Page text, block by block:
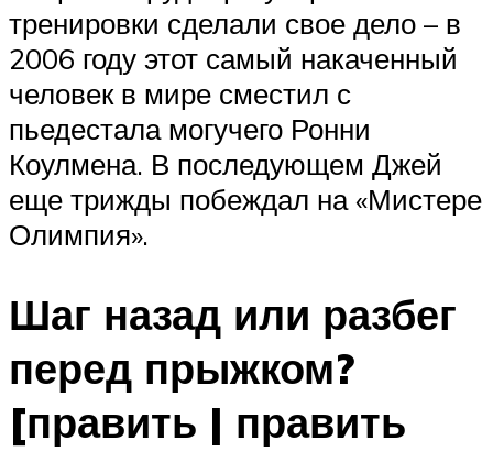
тренировки сделали свое дело – в
2006 году этот самый накаченный
человек в мире сместил с
пьедестала могучего Ронни
Коулмена. В последующем Джей
еще трижды побеждал на «Мистере
Олимпия».
Шаг назад или разбег
перед прыжком?
[править | править